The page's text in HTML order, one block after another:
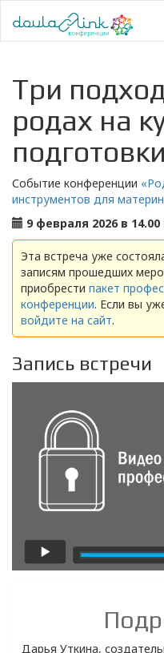
Три
родах на
Событие конференции
инструментов для
9 февраля 2026 в
Эта встреча уже
записям прошедших
приобрести пакет
конференции. Если вы
войдите на сайт.
Запись встречи
Дарья Уткина,